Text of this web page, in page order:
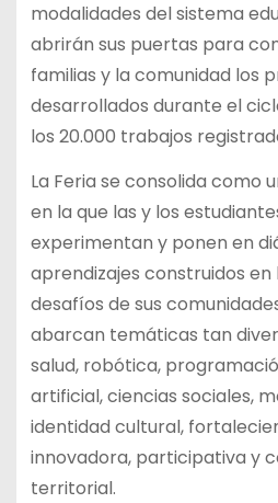
modalidades del sistema
abrirán sus puertas para
familias y la comunidad los
desarrollados durante el
los 20.000 trabajos
La Feria se consolida como
en la que las y los
experimentan y ponen en
aprendizajes construidos en
desafíos de sus
abarcan temáticas tan
salud, robótica,
artificial, ciencias sociales,
identidad cultural,
innovadora, participativa y
territorial.